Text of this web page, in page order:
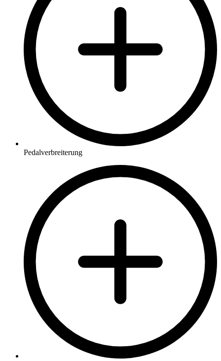
Pedalverbreiterung